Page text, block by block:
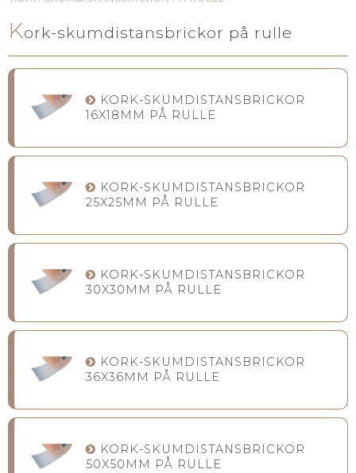
Kork-skumdistansbrickor på rulle
KORK-SKUMDISTANSBRICKOR
16X18MM PÅ RULLE
KORK-SKUMDISTANSBRICKOR
25X25MM PÅ RULLE
KORK-SKUMDISTANSBRICKOR
30X30MM PÅ RULLE
KORK-SKUMDISTANSBRICKOR
36X36MM PÅ RULLE
KORK-SKUMDISTANSBRICKOR
50X50MM PÅ RULLE